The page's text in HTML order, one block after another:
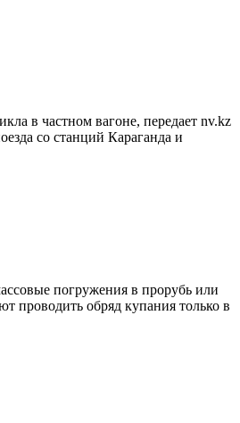
в частном вагоне, передает nv.kz
со станций Караганда и
погружения в прорубь или
проводить обряд купания только в